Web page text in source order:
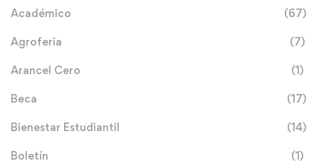
Académico (67)
Agroferia (7)
Arancel Cero (1)
Beca (17)
Bienestar Estudiantil (14)
Boletín (1)